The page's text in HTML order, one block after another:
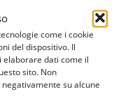
come i cookie
del dispositivo. Il
elaborare dati come il
sito. Non
su alcune